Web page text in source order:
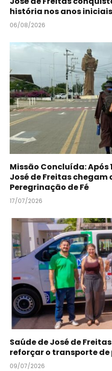
história nos anos
06/08/2026
Missão Concluída: Após
José de Freitas chegam
Peregrinação de Fé
17/07/2026
Saúde de José de
reforçar o transporte
09/07/2026